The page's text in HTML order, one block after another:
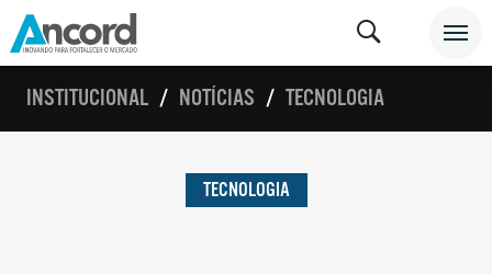
INSTITUCIONAL NOTÍCIAS TECNOLOGIA
TECNOLOGIA